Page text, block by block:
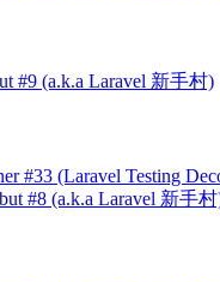
#9 (a.k.a Laravel 新手村)
#33 (Laravel Testing
#8 (a.k.a Laravel 新手